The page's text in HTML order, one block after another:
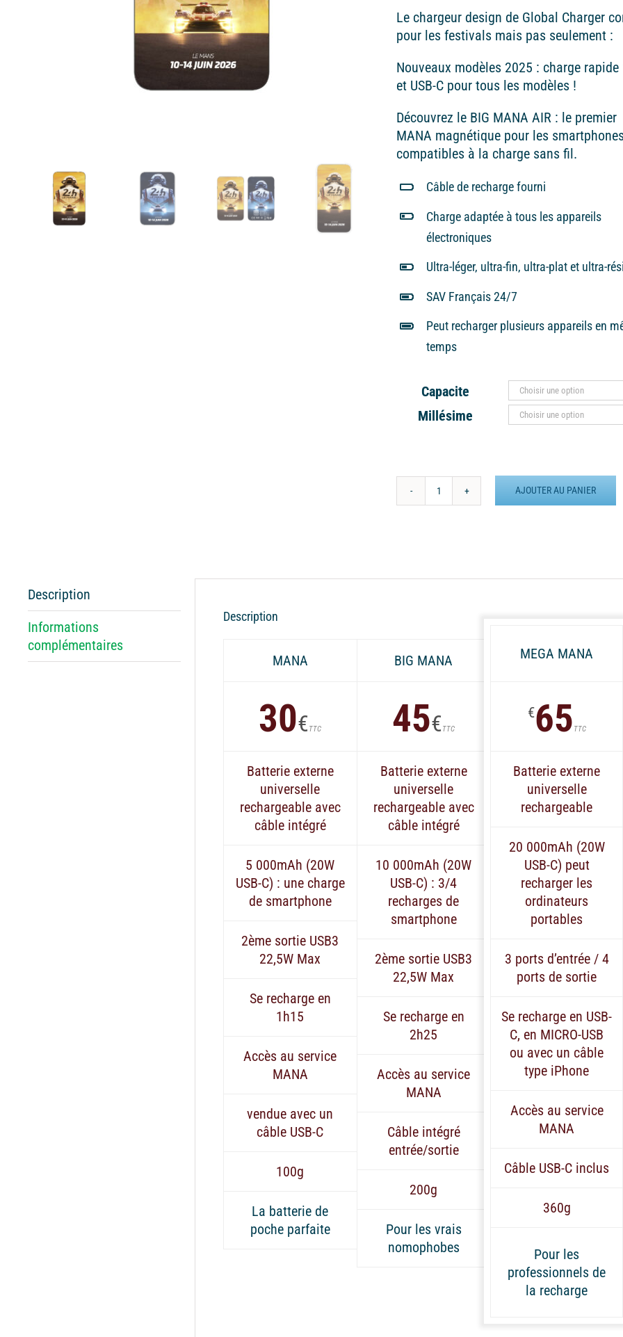
30,00€
à
Le chargeur design de Global Charger
pour les festivals mais pas seulement :
Nouveaux modèles 2025 : charge rapide
et USB-C pour tous les modèles !
Découvrez le BIG MANA AIR : le premier
MANA magnétique pour les
compatibles à la charge sans fil.
Câble de recharge fourni
Charge adaptée à tous les appareils
électroniques
Ultra-léger, ultra-fin, ultra-plat et ultra-
SAV Français 24/7
Peut recharger plusieurs appareils en
temps
Capacite
Millésime
quantité
2026
AJOUTER AU PANIER
Description
Informations
complémentaires
Description
MANA
30€ TTC
Batterie externe
universelle
rechargeable avec
câble intégré
5 000mAh (20W
USB-C) : une charge
de smartphone
2ème sortie USB3
22,5W Max
Se recharge en
1h15
Accès au service
MANA
vendue avec un
câble USB-C
100g
La batterie de
poche parfaite
BIG MANA
45€ TTC
Batterie externe
universelle
rechargeable avec
câble intégré
10 000mAh (20W
USB-C) : 3/4
recharges de
smartphone
2ème sortie USB3
22,5W Max
Se recharge en
2h25
Accès au service
MANA
Câble intégré
entrée/sortie
200g
Pour les vrais
nomophobes
MEGA MANA
€65 TTC
Batterie externe
universelle
rechargeable
20 000mAh (20W
USB-C) peut
recharger les
ordinateurs
portables
3 ports d’entrée / 4
ports de sortie
Se recharge en USB-
C, en MICRO-USB
ou avec un câble
type iPhone
Accès au service
MANA
Câble USB-C inclus
360g
Pour les
professionnels de
la recharge